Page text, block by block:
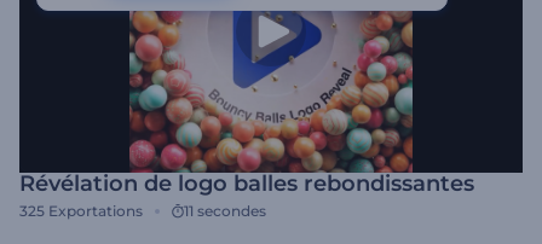
Révélation de logo balles rebondissantes
325 Exportations 11 secondes